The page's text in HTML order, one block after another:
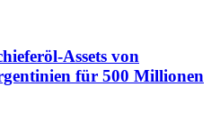
Assets von
für 500 Millionen